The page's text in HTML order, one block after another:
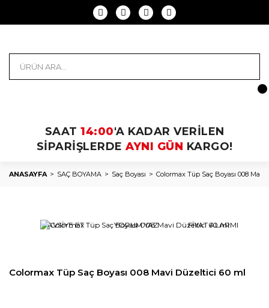
SAAT 14:00'A KADAR VERİLEN
SİPARİŞLERDE AYNI GÜN KARGO!
ANASAYFA SAÇ BOYAMA Saç Boyası Colormax Tüp Saç Boyası 008
TAVSİYE ET YORUM YAZ FİYAT ALARMI
Colormax Tüp Saç Boyası 008 Mavi Düzeltici 60 ml